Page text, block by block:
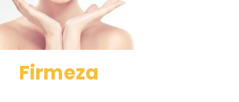
Firmeza